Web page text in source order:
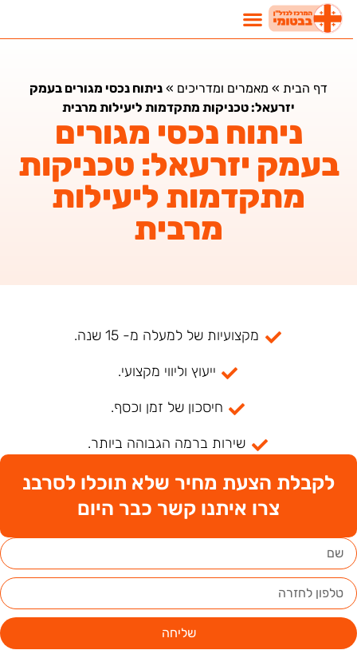
דף הבית»מאמרים ומדריכים»ניתוח נכסי מגורים בעמק
יזרעאל: טכניקות מתקדמות ליעילות מרבית
ניתוח נכסי מגורים
בעמק יזרעאל: טכניקות
מתקדמות ליעילות
מרבית
מקצועיות של למעלה מ- 15 שנה.
ייעוץ וליווי מקצועי.
חיסכון של זמן וכסף.
שירות ברמה הגבוהה ביותר.
לקבלת הצעת מחיר שלא תוכלו לסרבנ
צרו איתנו קשר כבר היום
שליחה